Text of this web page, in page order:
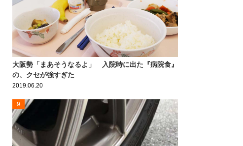
大阪勢「まあそうなるよ」 入院時に出た『病院食』
の、クセが強すぎた
2019.06.20
9